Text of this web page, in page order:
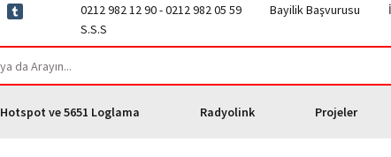
0212 982 12 90 - 0212 982 05 59 Bayilik Başvurusu
S.S.S
Hotspot ve 5651 Loglama Radyolink Projeler